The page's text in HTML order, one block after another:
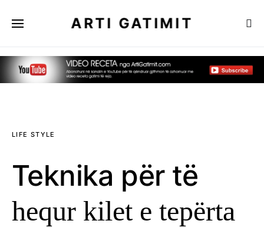
ARTI GATIMIT
LIFE STYLE
Teknika për të
hequr kilet e tepërta